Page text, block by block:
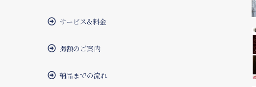
サービス&料金
掲額のご案内
納品までの流れ